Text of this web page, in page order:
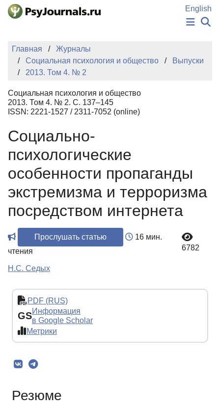
Перейти к основному содержанию
English
НОВОСТИ
ИЗДАНИЯ
БАЗА ЗНАНИЙ
КЛЮЧЕВЫЕ СЛОВА
Регистрация
Главная
Журналы
Социальная психология и общество
Выпуски
2013. Том 4. № 2
Социальная психология и общество
2013. Том 4. № 2. С. 137–145
ISSN: 2221-1527 / 2311-7052 (online)
Социально-
психологические
особенности пропаганды
экстремизма и терроризма
посредством интернета
Прослушать статью
16 мин.
чтения
6782
Н.С. Седых
PDF (RUS)
GSИнформация
в Google Scholar
Метрики
Резюме